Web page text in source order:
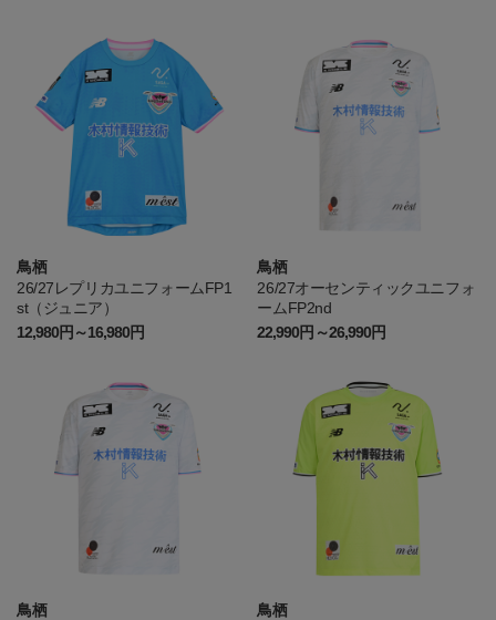
鳥栖
26/27レプリカユニフォームFP1
st（ジュニア）
12,980円～16,980円
鳥栖
26/27オーセンティックユニフォ
ームFP2nd
22,990円～26,990円
鳥栖
鳥栖